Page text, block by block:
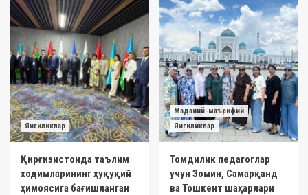
Янгиликлар
Қирғизистонда таълим
ходимларининг ҳуқуқий
ҳимоясига бағишланган
Маданий-маърифий
Янгиликлар
Томдилик педагоглар
учун Зомин, Самарқанд
ва Тошкент шаҳарлари